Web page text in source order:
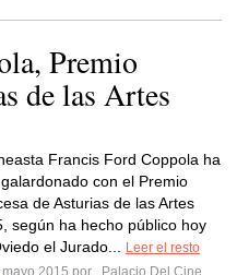
Premio
de las Artes
Francis Ford Coppola ha
con el Premio
de Asturias de las Artes
según ha hecho público hoy
el Jurado...
Leer el resto
mayo 2015 por
Palacio Del Cine